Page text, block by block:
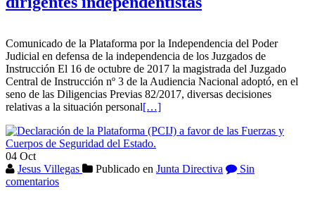
Consejo
Comunicado de la Plataforma por la Independencia del Poder
Judicial en defensa de la independencia de los Juzgados de
Instrucción El 16 de octubre de 2017 la magistrada del Juzgado
Central de Instrucción nº 3 de la Audiencia Nacional adoptó, en el
seno de las Diligencias Previas 82/2017, diversas decisiones
relativas a la situación personalLeer
sobre
Audiencia
y
[…]
04 Oct
Jesus Villegas
Publicado en Junta Directiva
Sin
comentarios